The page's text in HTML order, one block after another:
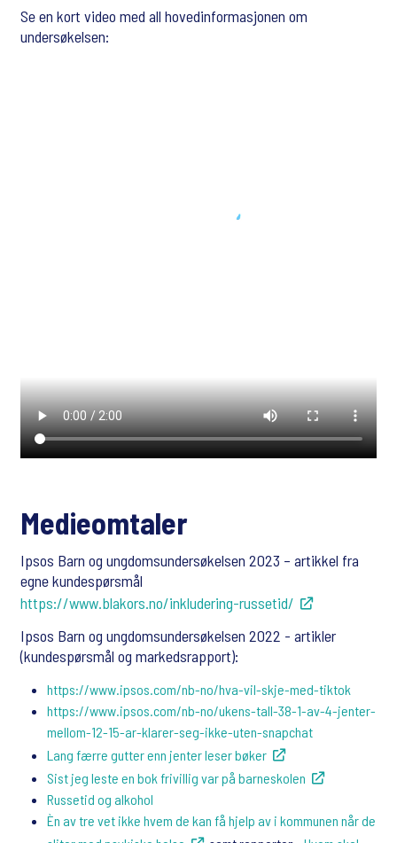
Se en kort video med all hovedinformasjonen om
undersøkelsen:
Medieomtaler
Ipsos Barn og ungdomsundersøkelsen 2023 – artikkel fra
egne kundespørsmål
https://www.blakors.no/inkludering-russetid/
Ipsos Barn og ungdomsundersøkelsen 2022 - artikler
(kundespørsmål og markedsrapport):
https://www.ipsos.com/nb-no/hva-vil-skje-med-tiktok
https://www.ipsos.com/nb-no/ukens-tall-38-1-av-4-jenter-
mellom-12-15-ar-klarer-seg-ikke-uten-snapchat
Lang færre gutter enn jenter leser bøker
Sist jeg leste en bok frivillig var på barneskolen
Russetid og alkohol
Èn av tre vet ikke hvem de kan få hjelp av i kommunen når de